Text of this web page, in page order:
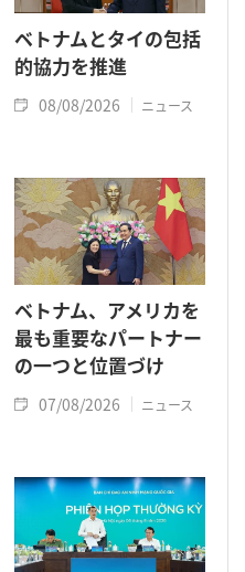
ベトナムとタイの包括
的協力を推進
08/08/2026 ニュース
ベトナム、アメリカを
最も重要なパートナー
の一つと位置づけ
07/08/2026 ニュース